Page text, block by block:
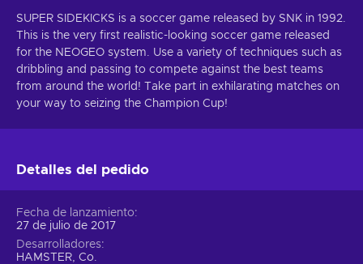
SUPER SIDEKICKS is a soccer game released by SNK in 1992.
This is the very first realistic-looking soccer game released
for the NEOGEO system. Use a variety of techniques such as
dribbling and passing to compete against the best teams
from around the world! Take part in exhilarating matches on
your way to seizing the Champion Cup!
Detalles del pedido
Fecha de lanzamiento
27 de julio de 2017
Desarrolladores
HAMSTER, Co.